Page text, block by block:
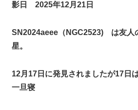
影日 2025年12月21日
SN2024aeee（NGC2523) は友人
星。
12月17日に発見されましたが17日
一旦寝